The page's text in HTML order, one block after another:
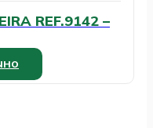
REF.9142 –